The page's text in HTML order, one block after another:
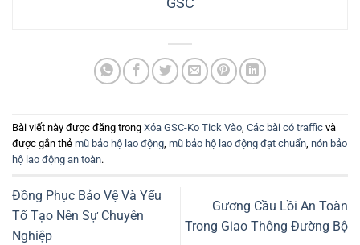
Bài viết này được đăng trong Xóa GSC-Ko Tick Vào, Các bài có traffic và
được gắn thẻ mũ bảo hộ lao động, mũ bảo hộ lao động đạt chuẩn, nón bảo
hộ lao động an toàn.
Đồng Phục Bảo Vệ Và Yếu
Tố Tạo Nên Sự Chuyên
Nghiệp
Gương Cầu Lồi An Toàn
Trong Giao Thông Đường Bộ